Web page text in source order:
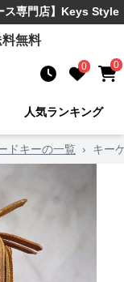
ス専門店】Keys Style
無料
0 0
人気ランキング
ドキーの一覧 › キー